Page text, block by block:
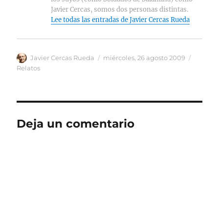
Javier Cercas, somos dos personas distintas.
Lee todas las entradas de Javier Cercas Rueda
Autor
Javier Cercas Rueda
Publicado
miércoles, 26 agosto 2009
Relatos
Deja un comentario